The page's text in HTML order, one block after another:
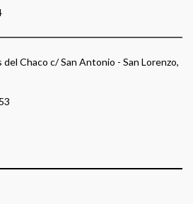
del Chaco c/ San Antonio - San Lorenzo,